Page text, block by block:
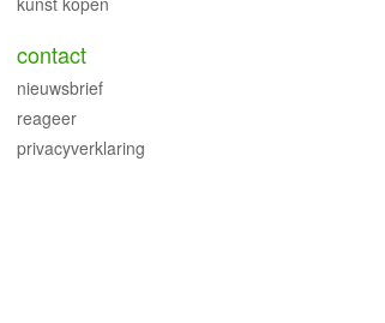
contact
nieuwsbrief
reageer
privacyverklaring